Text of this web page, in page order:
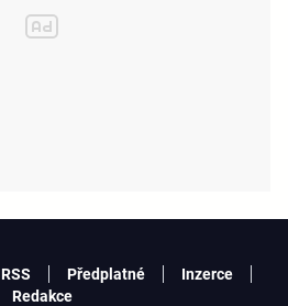
RSS Předplatné
Inzerce
Redakce